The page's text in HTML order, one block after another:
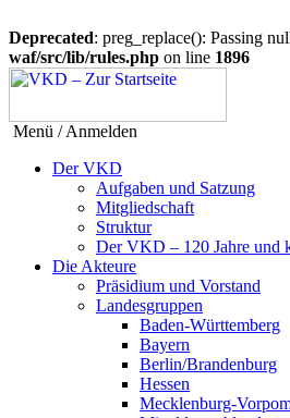
Deprecated: preg_replace(): Passing
waf/src/lib/rules.php on line 1896
Menü / Anmelden
Der VKD
Aufgaben und Satzung
Mitgliedschaft
Struktur
Der VKD – 120 Jahre und
Die Akteure
Präsidium und Vorstand
Landesgruppen
Baden-Württemberg
Bayern
Berlin/Brandenburg
Hessen
Mecklenburg-